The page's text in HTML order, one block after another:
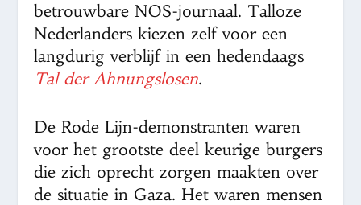
betrouwbare NOS-journaal. Talloze
Nederlanders kiezen zelf voor een
langdurig verblijf in een hedendaags
Tal der Ahnungslosen.
De Rode Lijn-demonstranten waren
voor het grootste deel keurige burgers
die zich oprecht zorgen maakten over
de situatie in Gaza. Het waren mensen